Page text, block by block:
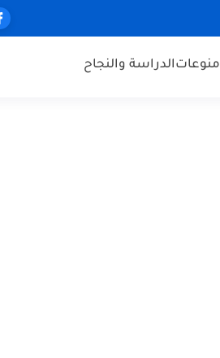
منوعاتالدراسة والنجاح